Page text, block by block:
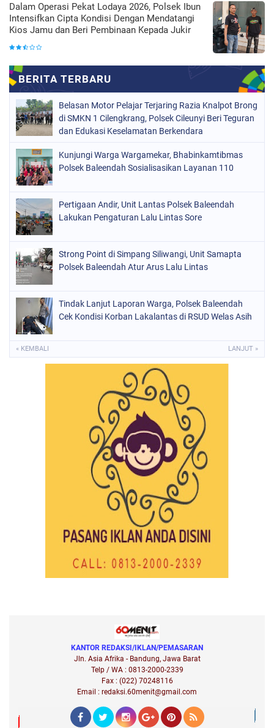
Dalam Operasi Pekat Lodaya 2026, Polsek Ibun
Intensifkan Cipta Kondisi Dengan Mendatangi
Kios Jamu dan Beri Pembinaan Kepada Jukir
Belasan Motor Pelajar Terjaring Razia Knalpot Brong
di SMKN 1 Cilengkrang, Polsek Cileunyi Beri Teguran
dan Edukasi Keselamatan Berkendara
Kunjungi Warga Wargamekar, Bhabinkamtibmas
Polsek Baleendah Sosialisasikan Layanan 110
Pertigaan Andir, Unit Lantas Polsek Baleendah
Lakukan Pengaturan Lalu Lintas Sore
Strong Point di Simpang Siliwangi, Unit Samapta
Polsek Baleendah Atur Arus Lalu Lintas
Tindak Lanjut Laporan Warga, Polsek Baleendah
Cek Kondisi Korban Lakalantas di RSUD Welas Asih
« KEMBALI LANJUT »
KANTOR REDAKSI/IKLAN/PEMASARAN
Jln. Asia Afrika - Bandung, Jawa Barat
Telp / WA : 0813-2000-2339
Fax : (022) 70248116
Email : redaksi.60menit@gmail.com